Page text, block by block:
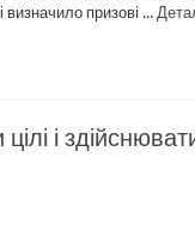
визначило призові ...
і